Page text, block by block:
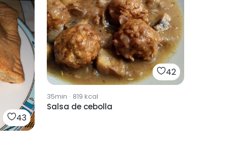
43
42
35min · 819 kcal
Salsa de cebolla